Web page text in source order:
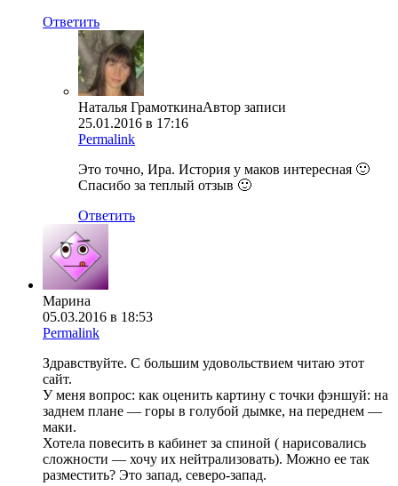
Ответить
Наталья ГрамоткинаАвтор записи
25.01.2016 в 17:16
Permalink
Это точно, Ира. История у маков интересная 🙂
Спасибо за теплый отзыв 🙂
Ответить
Марина
05.03.2016 в 18:53
Permalink
Здравствуйте. С большим удовольствием читаю этот
сайт.
У меня вопрос: как оценить картину с точки фэншуй: на
заднем плане — горы в голубой дымке, на переднем —
маки.
Хотела повесить в кабинет за спиной ( нарисовались
сложности — хочу их нейтрализовать). Можно ее так
разместить? Это запад, северо-запад.